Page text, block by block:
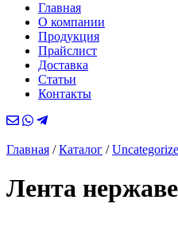
Главная
О компании
Продукция
Прайслист
Доставка
Статьи
Контакты
Главная /Каталог /
Лента